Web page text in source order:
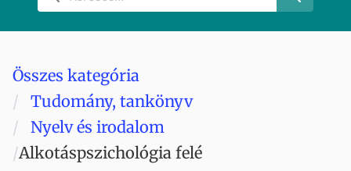
Összes kategória
Tudomány, tankönyv
Nyelv és irodalom
Alkotáspszichológia felé